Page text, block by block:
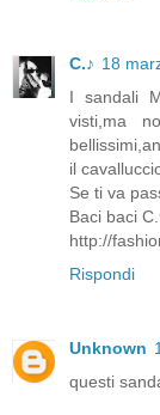
C.♪ 18
I sandali
visti,ma
il
Se ti va
Baci baci
http://
Rispondi
Unknown
questi